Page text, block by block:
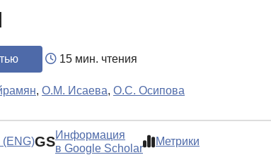
15 мин. чтения
, О.М. Исаева, О.С. Осипова
(ENG)GSИнформация
в Google Scholar
Метрики